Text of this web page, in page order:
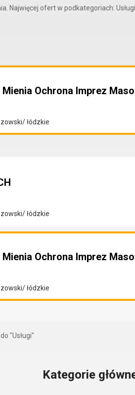
Najwięcej ofert w podkategoriach:
Ochrona Imprez
łódzkie
łódzkie
Ochrona Imprez
łódzkie
"Usługi"
Kategorie